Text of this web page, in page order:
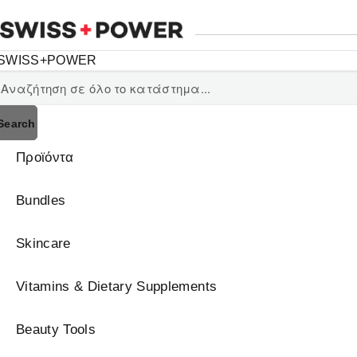
Προϊόντα
Bundles
Skincare
Vitamins & Dietary Supplements
Beauty Tools